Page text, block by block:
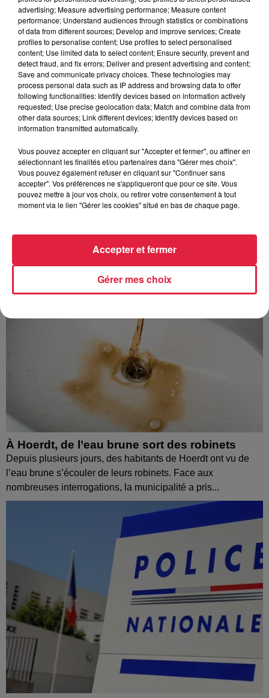
6 août 2026
Tags antisémites à Strasbourg :
Catherine Trautmann réagit
6 août 2026
Au zoo de Mulhouse : rencontre
avec les flamants rouges
À découvrir également
À Hoerdt, de l’eau brune sort des robinets
Depuis plusieurs jours, des habitants de Hoerdt ont vu de
l’eau brune s’écouler de leurs robinets. Face aux
nombreuses interrogations, la municipalité a pris...
advertising; Measure advertising performance; Measure content
performance; Understand audiences through statistics or combinations
of data from different sources; Develop and improve services; Create
profiles to personalise content; Use profiles to select personalised
content; Use limited data to select content; Ensure security, prevent and
detect fraud, and fix errors; Deliver and present advertising and content;
Save and communicate privacy choices. These technologies may
process personal data such as IP address and browsing data to offer
following functionalities: Identify devices based on information actively
requested; Use precise geolocation data; Match and combine data from
other data sources; Link different devices; Identify devices based on
information transmitted automatically.
Vous pouvez accepter en cliquant sur "Accepter et fermer", ou affiner en
sélectionnant les finalités et/ou partenaires dans "Gérer mes choix".
Vous pouvez également refuser en cliquant sur "Continuer sans
accepter". Vos préférences ne s'appliqueront que pour ce site. Vous
pouvez mettre à jour vos choix, ou retirer votre consentement à tout
moment via le lien "Gérer les cookies" situé en bas de chaque page.
Gérer mes choix
Accepter et fermer